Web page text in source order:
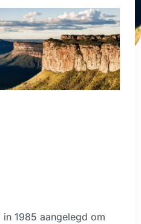
1985 aangelegd om